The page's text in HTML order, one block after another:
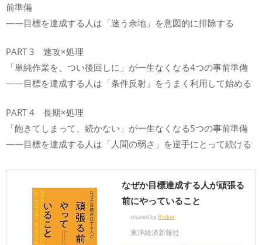
前準備
――目標を達成する人は「迷う余地」を意図的に排除する
PART 3 速攻×処理
「単純作業を、つい後回しに」が一生なくなる4つの事前準備
――目標を達成する人は「条件反射」をうまく利用して始める
PART 4 長期×処理
「飽きてしまって、続かない」が一生なくなる5つの事前準備
――目標を達成する人は「人間の弱さ」を逆手にとって続ける
なぜか目標達成する人が頑張る
前にやっていること
created byRinker
東洋経済新報社